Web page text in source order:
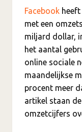
Facebook heeft
met een
miljard dollar,
het aantal
online sociale
maandelijkse
procent meer
artikel staan
omzetcijfers